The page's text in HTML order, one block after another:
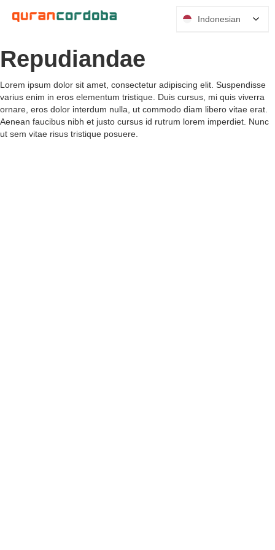
Repudiandae
Lorem ipsum dolor sit amet, consectetur adipiscing elit. Suspendisse
varius enim in eros elementum tristique. Duis cursus, mi quis viverra
ornare, eros dolor interdum nulla, ut commodo diam libero vitae erat.
Aenean faucibus nibh et justo cursus id rutrum lorem imperdiet. Nunc
ut sem vitae risus tristique posuere.
Indonesian